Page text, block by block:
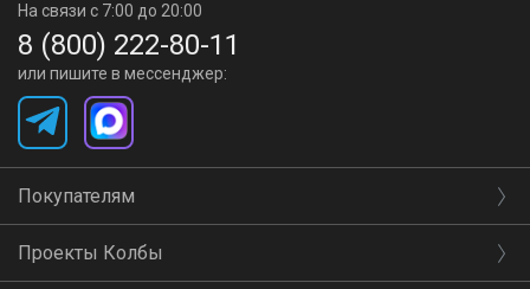
На связи с 7:00 до 20:00
8 (800) 222-80-11
или пишите в мессенджер:
Покупателям
Проекты Колбы